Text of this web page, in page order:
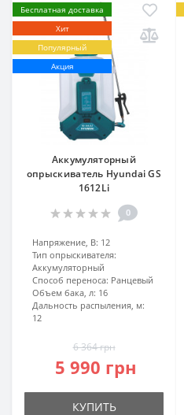
Бесплатная доставка
Хит
Популярный
Акция
Аккумуляторный
опрыскиватель Hyundai GS
1612Li
0
Напряжение, В: 12
Тип опрыскивателя:
Аккумуляторный
Способ переноса: Ранцевый
Объем бака, л: 16
Дальность распыления, м:
12
6 364 грн
5 990 грн
КУПИТЬ